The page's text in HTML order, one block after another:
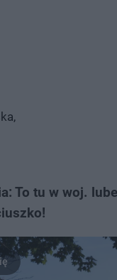
To tu w woj.